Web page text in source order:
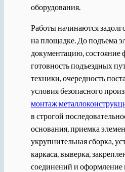
оборудования.
Работы начинаются
на площадке. До подъема
документацию, состояние
готовность подъездных
техники, очередность
условия безопасного
монтаж
в строгой
основания, приемка
укрупнительная сборка,
каркаса, выверка,
соединений и оформление